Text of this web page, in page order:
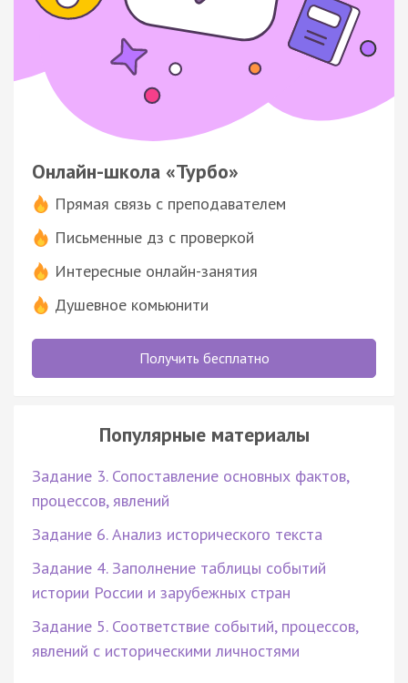
Онлайн-школа «Турбо»
Прямая связь с преподавателем
Письменные дз с проверкой
Интересные онлайн-занятия
Душевное комьюнити
Получить бесплатно
Популярные материалы
Задание 3. Сопоставление основных фактов,
процессов, явлений
Задание 6. Анализ исторического текста
Задание 4. Заполнение таблицы событий
истории России и зарубежных стран
Задание 5. Соответствие событий, процессов,
явлений с историческими личностями